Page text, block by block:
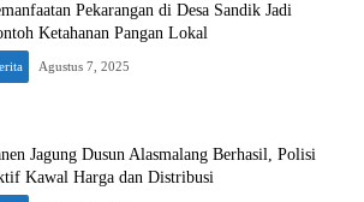
Pekarangan di Desa Sandik Jadi
Ketahanan Pangan Lokal
Agustus 7, 2025
Jagung Dusun Alasmalang Berhasil, Polisi
Kawal Harga dan Distribusi